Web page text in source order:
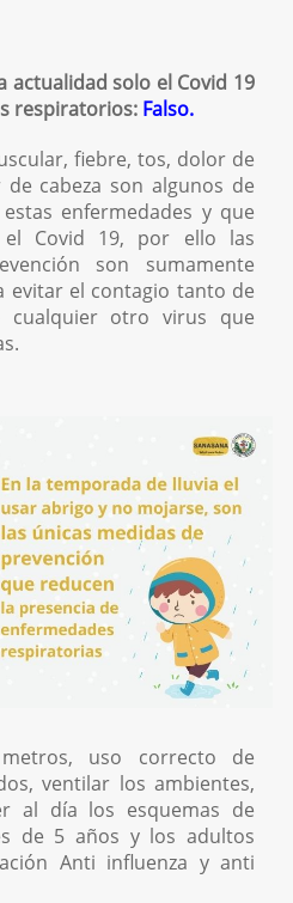
actualidad solo el Covid 19
respiratorios: Falso.
fiebre, tos, dolor de
cabeza son algunos de
enfermedades y que
el Covid 19, por ello las
son sumamente
evitar el contagio tanto de
cualquier otro virus que
uso correcto de
ventilar los ambientes,
al día los esquemas de
de 5 años y los adultos
Anti influenza y anti